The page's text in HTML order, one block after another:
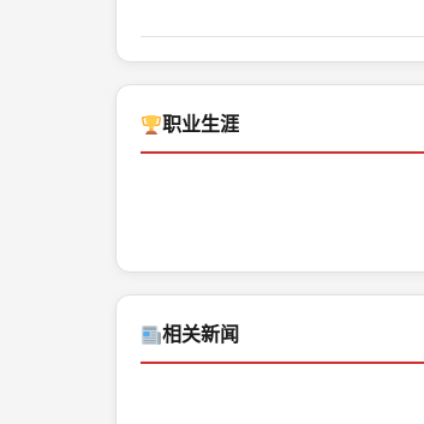
职业生涯
相关新闻